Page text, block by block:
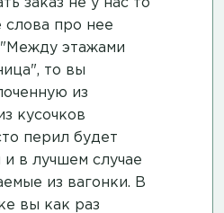
заказ не у нас то
слова про нее
"Между этажами
то вы
из
кусочков
перил будет
и в лучшем случае
из вагонки. В
вы как раз